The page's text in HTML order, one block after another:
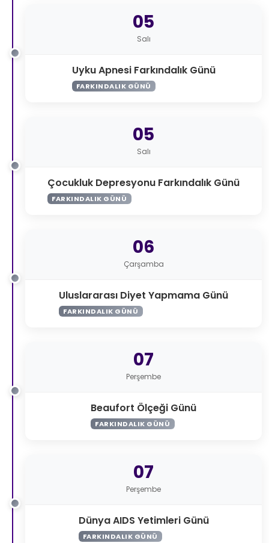
05
Salı
Uyku Apnesi Farkındalık Günü
FARKINDALIK GÜNÜ
05
Salı
Çocukluk Depresyonu Farkındalık Günü
FARKINDALIK GÜNÜ
06
Çarşamba
Uluslararası Diyet Yapmama Günü
FARKINDALIK GÜNÜ
07
Perşembe
Beaufort Ölçeği Günü
FARKINDALIK GÜNÜ
07
Perşembe
Dünya AIDS Yetimleri Günü
FARKINDALIK GÜNÜ